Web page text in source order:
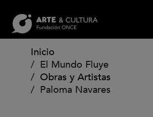
Ruta de navegación
Inicio
El Mundo Fluye
Obras y Artistas
Paloma Navares